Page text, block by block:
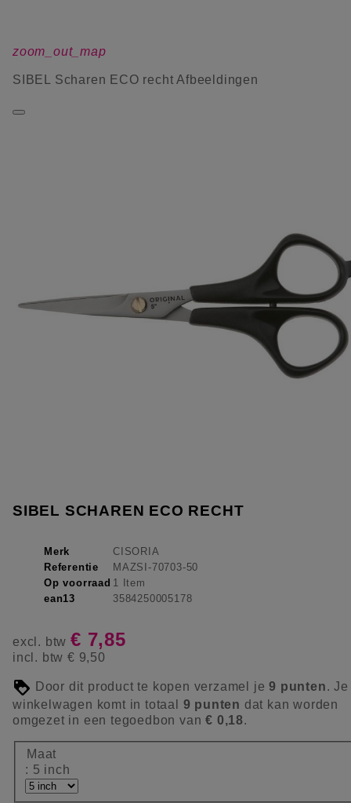
zoom_out_map
SIBEL Scharen ECO recht Afbeeldingen
SIBEL SCHAREN ECO RECHT
Merk
CISORIA
Referentie
MAZSI-70703-50
Op voorraad 1 Item
ean13
3584250005178
excl. btw € 7,85
incl. btw € 9,50
Door dit product te kopen verzamel je9 punten. Je
winkelwagen komt in totaal 9 punten dat kan worden
omgezet in een tegoedbon van€ 0,18.
Maat
: 5 inch